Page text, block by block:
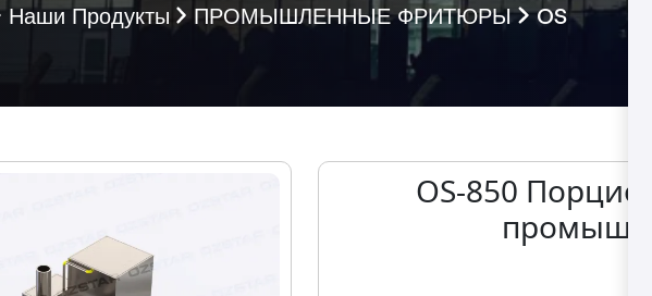
Наши Продукты ПРОМЫШЛЕННЫЕ ФРИТЮРЫ OS
OS-850